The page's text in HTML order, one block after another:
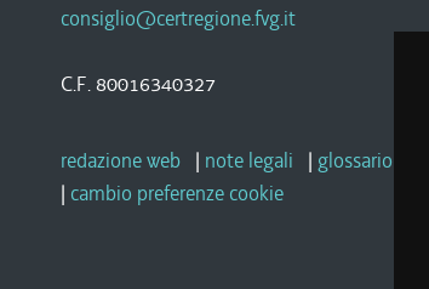
consiglio@certregione.fvg.it
C.F. 80016340327
redazione web | note legali | glossario
| cambio preferenze cookie